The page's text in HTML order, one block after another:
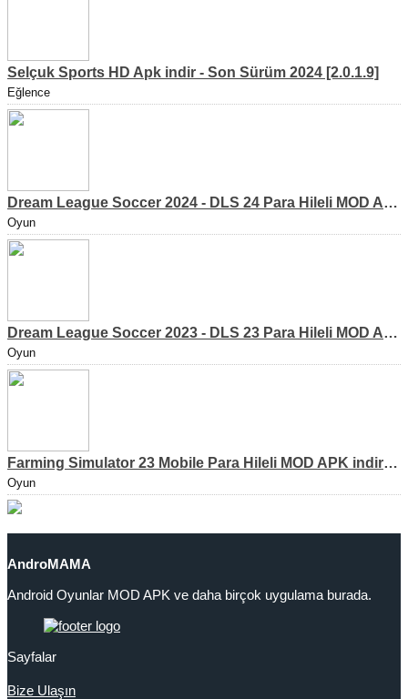
Selçuk Sports HD Apk indir - Son Sürüm 2024 [2.0.1.9]
Eğlence
Dream League Soccer 2024 - DLS 24 Para Hileli MOD APK indir [v11.050]
Oyun
Dream League Soccer 2023 - DLS 23 Para Hileli MOD APK [v11.020]
Oyun
Farming Simulator 23 Mobile Para Hileli MOD APK indir [v0.0.0.8]
Oyun
AndroMAMA
Android Oyunlar MOD APK ve daha birçok uygulama burada.
Sayfalar
Bize Ulaşın